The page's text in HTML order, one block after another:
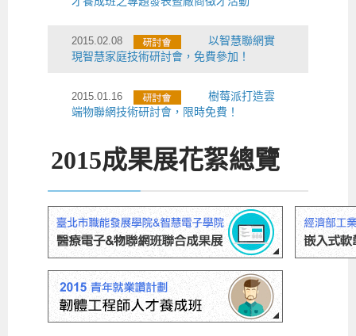
2015.02.08
以智慧聯網實
現智慧家庭技術研討會，免費參加！
2015.01.16
樹莓派打造雲
端物聯網技術研討會，限時免費！
2015成果展花絮總覽